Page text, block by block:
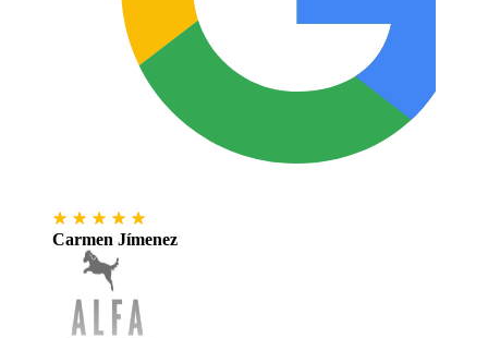
Carmen Jímenez